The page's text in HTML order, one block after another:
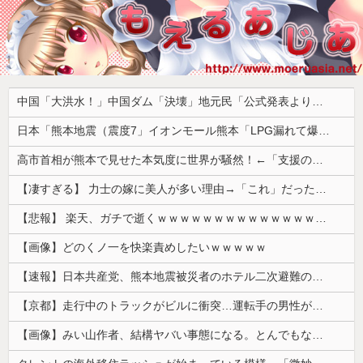
中国「大洪水！」中国ダム「決壊」地元民「公式発表より死者多い！」中国政府「住民拘束！（安否不明」中国当局「救助隊動画も削除」台風13号「三峡ﾀﾞﾑ接近中」→
日本「熊本地震（震度7」イオンモール熊本「LPG漏れて爆発（液化石油ｶﾞｽ」日本「爆発で火災が吹き飛ぶ（爆轟発生説」ハビタ「遺族説明の虚偽を認める（営業部長発言」→
高市首相が熊本で見せた本気度に世界が騒然！←「支援のスピードアップを」（海外の反応）
【凄すぎる】 力士の嫁に美人が多い理由→「これ」だったｗｗｗｗｗｗｗ
【悲報】 楽天、ガチで逝くｗｗｗｗｗｗｗｗｗｗｗｗｗｗｗｗｗｗｗｗ
【画像】どのくノ一を快楽責めしたいｗｗｗｗｗ
【速報】日本共産党、熊本地震被災者のホテル二次避難の成果はウチだとアレオレ詐欺をはじめる
【京都】走行中のトラックがビルに衝突…運転手の男性が意識不明の重体 宇治市
【画像】みい山作者、結構ヤバい事態になる。とんでもない人物との打ち合わせを自白していた